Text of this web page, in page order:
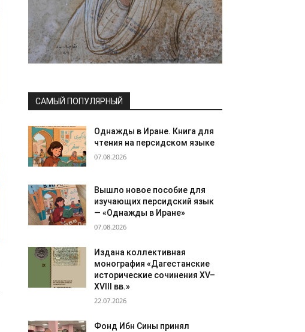
САМЫЙ ПОПУЛЯРНЫЙ
Однажды в Иране. Книга для
чтения на персидском языке
07.08.2026
Вышло новое пособие для
изучающих персидский язык
— «Однажды в Иране»
07.08.2026
Издана коллективная
монография «Дагестанские
исторические сочинения XV–
XVIII вв.»
22.07.2026
Фонд Ибн Сины принял